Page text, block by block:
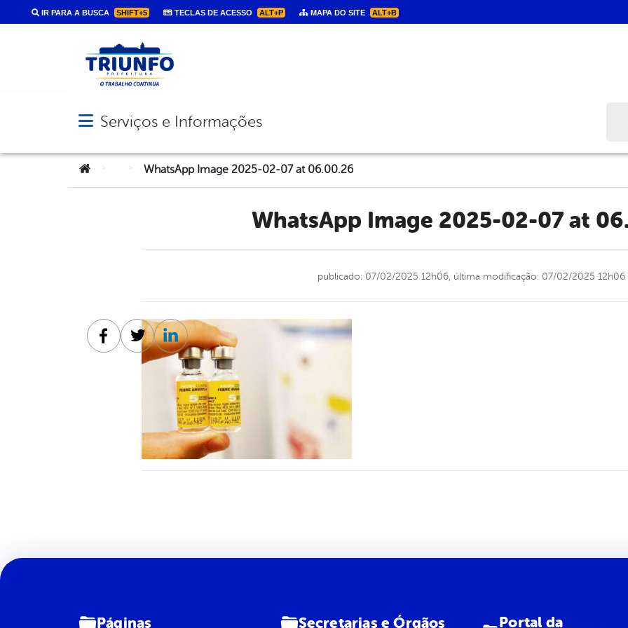
IR PARA A BUSCA SHIFT+5 TECLAS DE ACESSO ALT+P MAPA DO SITE ALT+B
Abrir menu principal de navegação
Serviços e Informações
Você está aqui:WhatsApp Image 2025-02-07 at 06.00.26
WhatsApp Image 2025-02-07 at
publicado: 07/02/2025 12h06, última modificação: 07/02/2025 12h06
Facebook
TwitterLinkedin
Páginas Secretarias e Órgãos
Portal da